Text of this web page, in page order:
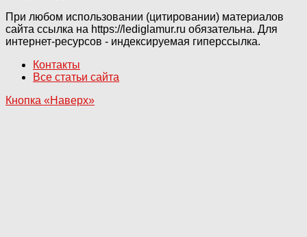
При любом использовании (цитировании) материалов
сайта ссылка на https://lediglamur.ru обязательна. Для
интернет-ресурсов - индексируемая гиперссылка.
Контакты
Все статьи сайта
Кнопка «Наверх»